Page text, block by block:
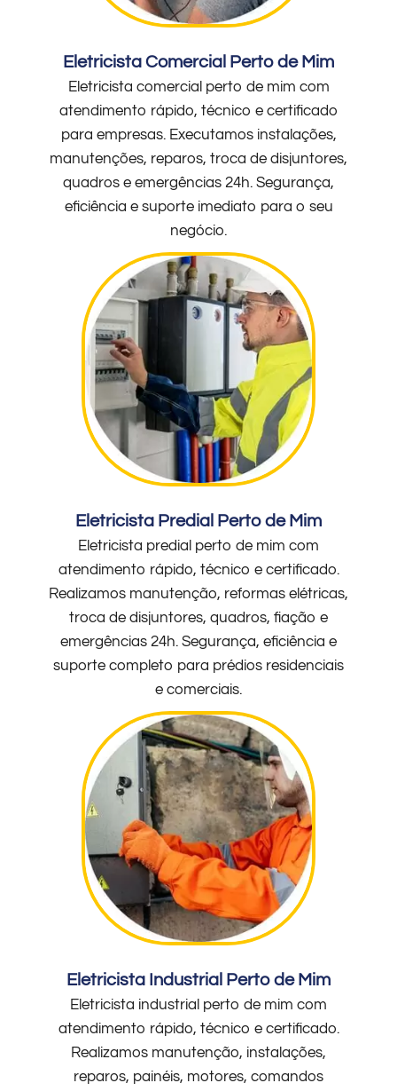
Eletricista Comercial Perto de Mim
Eletricista comercial perto de mim com
atendimento rápido, técnico e certificado
para empresas. Executamos instalações,
manutenções, reparos, troca de disjuntores,
quadros e emergências 24h. Segurança,
eficiência e suporte imediato para o seu
negócio.
Eletricista Predial Perto de Mim
Eletricista predial perto de mim com
atendimento rápido, técnico e certificado.
Realizamos manutenção, reformas elétricas,
troca de disjuntores, quadros, fiação e
emergências 24h. Segurança, eficiência e
suporte completo para prédios residenciais
e comerciais.
Eletricista Industrial Perto de Mim
Eletricista industrial perto de mim com
atendimento rápido, técnico e certificado.
Realizamos manutenção, instalações,
reparos, painéis, motores, comandos